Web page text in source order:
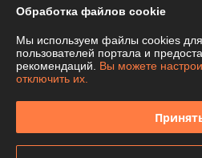
Информация для покупателя
Индивидуальный предприниматель:ИП
Беларусь, Минская обл., Фаниполь,
Регистрационный номер ЕГР:
УНП: 691424776
Регистрационный орган: Дзержинский
Дата регистрации компании: 12.02.2013
Обработка файлов cookie
Мы используем файлы cookies для
пользователей портала и
рекомендаций. Вы можете
отключить их.